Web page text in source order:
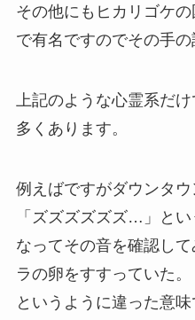
その他にもヒカリゴケ
で有名ですのでその手の
上記のような心霊系だ
多くあります。
例えばですがダウンタ
「ズズズズズズ…」と
なってその音を確認し
ラの卵をすすっていた。
というように違った意